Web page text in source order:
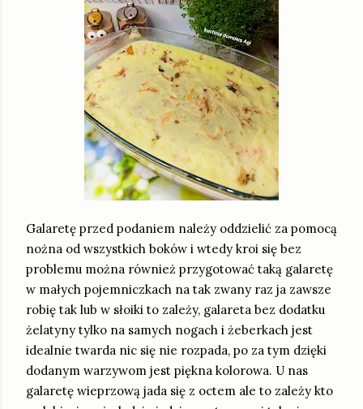
Galaretę przed podaniem należy oddzielić za pomocą
nożna od wszystkich boków i wtedy kroi się bez
problemu można również przygotować taką galaretę
w małych pojemniczkach na tak zwany raz ja zawsze
robię tak lub w słoiki to zależy, galareta bez dodatku
żelatyny tylko na samych nogach i żeberkach jest
idealnie twarda nic się nie rozpada, po za tym dzięki
dodanym warzywom jest piękna kolorowa. U nas
galaretę wieprzową jada się z octem ale to zależy kto